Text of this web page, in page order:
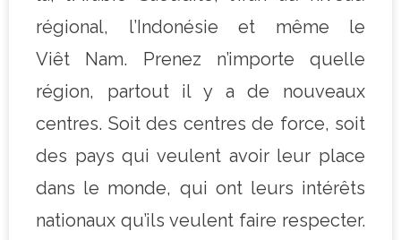
régional, l’Indonésie et même le
Viêt Nam. Prenez n’importe quelle
région, partout il y a de nouveaux
centres. Soit des centres de force, soit
des pays qui veulent avoir leur place
dans le monde, qui ont leurs intérêts
nationaux qu’ils veulent faire respecter.